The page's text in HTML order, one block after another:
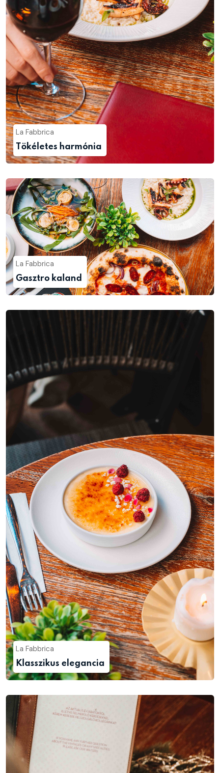
La Fabbrica
Tökéletes harmónia
La Fabbrica
Gasztro kaland
La Fabbrica
Klasszikus elegancia